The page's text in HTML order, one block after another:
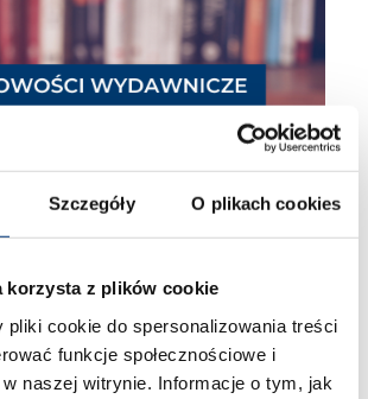
Szczegóły O plikach cookies
korzysta z plików cookie
pliki cookie do spersonalizowania treści
funkcje społecznościowe i
naszej witrynie. Informacje o tym, jak